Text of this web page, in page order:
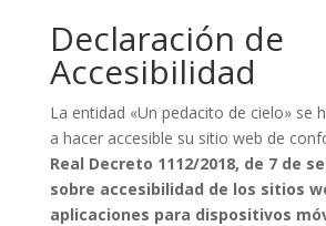
Declaración de
Accesibilidad
La entidad «Un pedacito de cielo» se
a hacer accesible su sitio web de
Real Decreto 1112/2018, de 7 de
sobre accesibilidad de los sitios
aplicaciones para dispositivos